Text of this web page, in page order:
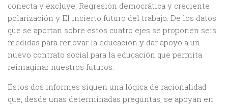
conecta y excluye, Regresión democrática y creciente
polarización y El incierto futuro del trabajo. De los datos
que se aportan sobre estos cuatro ejes se proponen seis
medidas para renovar la educación y dar apoyo a un
nuevo contrato social para la educación que permita
reimaginar nuestros futuros.
Estos dos informes siguen una lógica de racionalidad
que, desde unas determinadas preguntas, se apoyan en